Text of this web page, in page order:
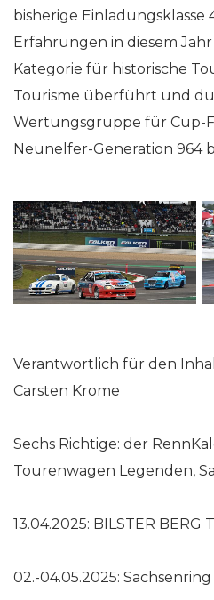
bisherige
Erfahrungen in diesem
Kategorie für historische
Tourisme überführt und
Wertungsgruppe für Cup-
Neunelfer-Generation 964
Verantwortlich für den
Carsten Krome
Sechs Richtige: der
Tourenwagen Legenden,
13.04.2025: BILSTER
02.-04.05.2025: Sachsenring